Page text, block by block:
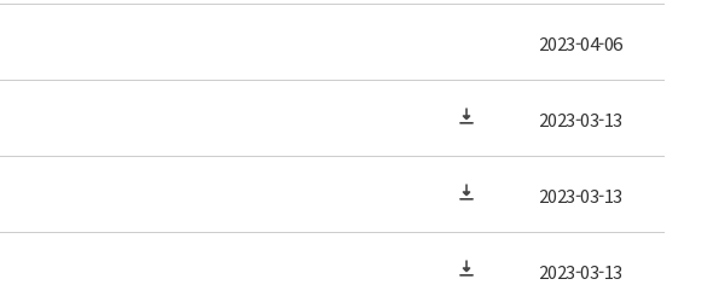
2023-04-06
2023-03-13
2023-03-13
2023-03-13